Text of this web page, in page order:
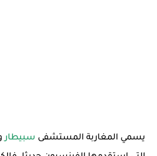
يسمي المغاربة المستشفى سبيطار